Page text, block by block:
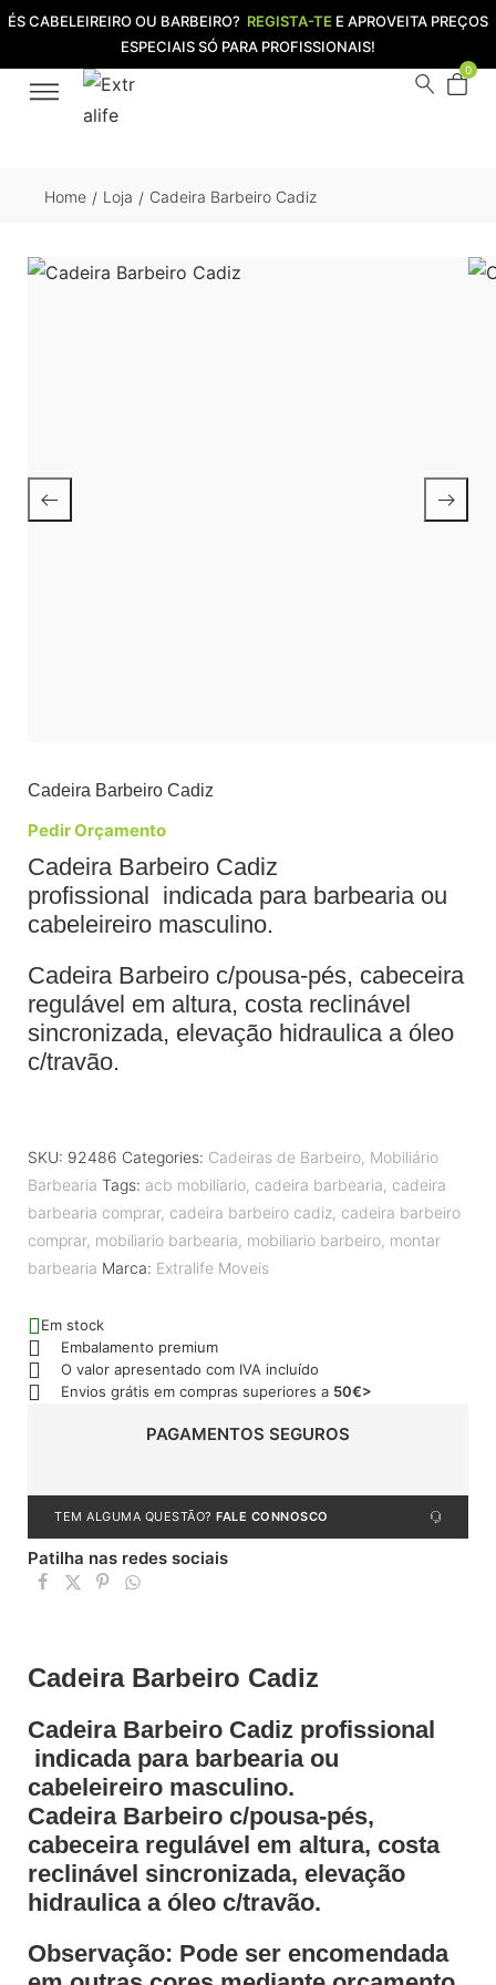
ÉS CABELEIREIRO OU BARBEIRO? REGISTA-TE E APROVEITA PREÇOS
ESPECIAIS SÓ PARA PROFISSIONAIS!
0
Home / Loja / Cadeira Barbeiro Cadiz
Cadeira Barbeiro Cadiz
Pedir Orçamento
Cadeira Barbeiro Cadiz
profissional indicada para barbearia ou
cabeleireiro masculino.
Cadeira Barbeiro c/pousa-pés, cabeceira
regulável em altura, costa reclinável
sincronizada, elevação hidraulica a óleo
c/travão.
SKU: 92486 Categories: Cadeiras de Barbeiro, Mobiliário
Barbearia Tags: acb mobiliario, cadeira barbearia, cadeira
barbearia comprar, cadeira barbeiro cadiz, cadeira barbeiro
comprar, mobiliario barbearia, mobiliario barbeiro, montar
barbearia Marca: Extralife Moveis
Em stock
Embalamento premium
O valor apresentado com IVA incluído
Envios grátis em compras superiores a 50€>
PAGAMENTOS SEGUROS
TEM ALGUMA QUESTÃO? FALE CONNOSCO
Patilha nas redes sociais
Cadeira Barbeiro Cadiz
Cadeira Barbeiro Cadiz profissional
indicada para barbearia ou
cabeleireiro masculino.
Cadeira Barbeiro c/pousa-pés,
cabeceira regulável em altura, costa
reclinável sincronizada, elevação
hidraulica a óleo c/travão.
Observação: Pode ser encomendada